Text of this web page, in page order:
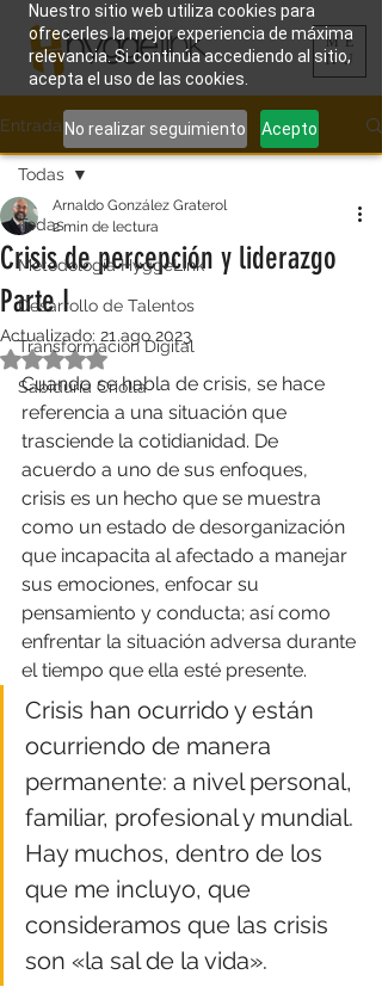
Nuestro sitio web utiliza cookies para
ofrecerles la mejor experiencia de máxima
relevancia. Si continúa accediendo al sitio,
acepta el uso de las cookies.
No realizar seguimiento Acepto
ME
NU
Entrada
Todas
Metodología HyggeLink
Desarrollo de Talentos
Transformación Digital
Sabiduría Criolla
Todas
Crisis de percepción y liderazgo
Parte I
Arnaldo González Graterol
2 min de lectura
Actualizado: 21 ago 2023
Obtuvo NaN de 5 estrellas.
Cuando se habla de crisis, se hace
referencia a una situación que
trasciende la cotidianidad. De
acuerdo a uno de sus enfoques,
crisis es un hecho que se muestra
como un estado de desorganización
que incapacita al afectado a manejar
sus emociones, enfocar su
pensamiento y conducta; así como
enfrentar la situación adversa durante
el tiempo que ella esté presente.
Crisis han ocurrido y están
ocurriendo de manera
permanente: a nivel personal,
familiar, profesional y mundial.
Hay muchos, dentro de los
que me incluyo, que
consideramos que las crisis
son «la sal de la vida».